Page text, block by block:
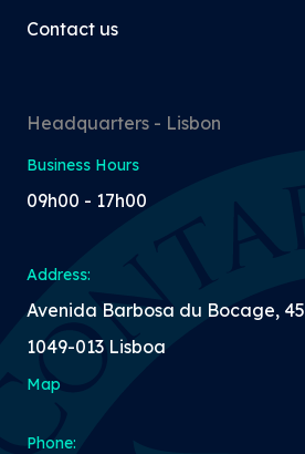
Contact us
Headquarters - Lisbon
Business Hours
09h00 - 17h00
Address:
Avenida Barbosa du Bocage, 45
1049-013 Lisboa
Map
Phone: